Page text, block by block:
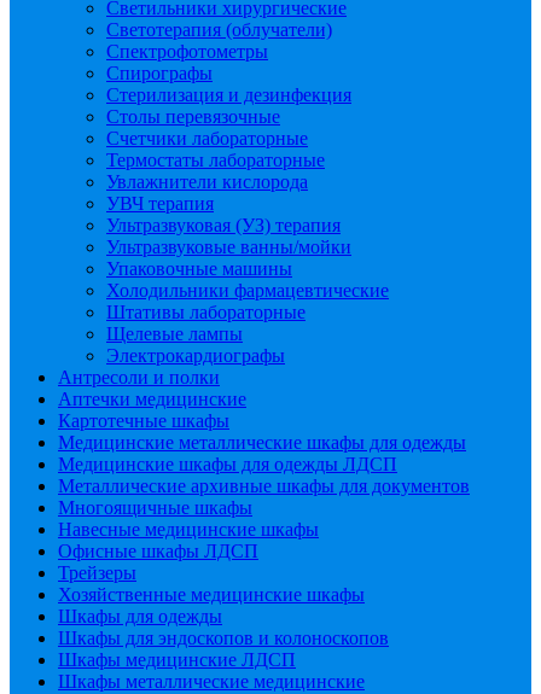
Светильники хирургические
Светотерапия (облучатели)
Спектрофотометры
Спирографы
Стерилизация и дезинфекция
Столы перевязочные
Счетчики лабораторные
Термостаты лабораторные
Увлажнители кислорода
УВЧ терапия
Ультразвуковая (УЗ) терапия
Ультразвуковые ванны/мойки
Упаковочные машины
Холодильники фармацевтические
Штативы лабораторные
Щелевые лампы
Электрокардиографы
Антресоли и полки
Аптечки медицинские
Картотечные шкафы
Медицинские металлические шкафы для одежды
Медицинские шкафы для одежды ЛДСП
Металлические архивные шкафы для документов
Многоящичные шкафы
Навесные медицинские шкафы
Офисные шкафы ЛДСП
Трейзеры
Хозяйственные медицинские шкафы
Шкафы для одежды
Шкафы для эндоскопов и колоноскопов
Шкафы медицинские ЛДСП
Шкафы металлические медицинские